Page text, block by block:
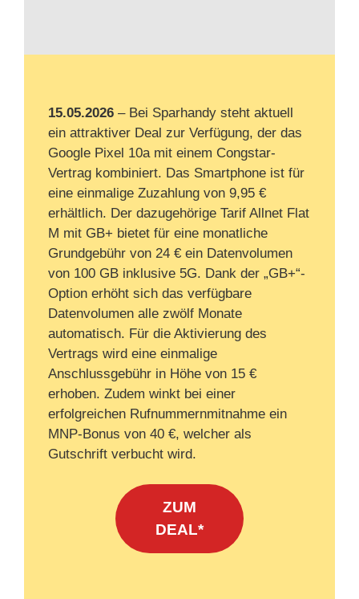
15.05.2026 – Bei Sparhandy steht aktuell
ein attraktiver Deal zur Verfügung, der das
Google Pixel 10a mit einem Congstar-
Vertrag kombiniert. Das Smartphone ist für
eine einmalige Zuzahlung von 9,95 €
erhältlich. Der dazugehörige Tarif Allnet Flat
M mit GB+ bietet für eine monatliche
Grundgebühr von 24 € ein Datenvolumen
von 100 GB inklusive 5G. Dank der „GB+“-
Option erhöht sich das verfügbare
Datenvolumen alle zwölf Monate
automatisch. Für die Aktivierung des
Vertrags wird eine einmalige
Anschlussgebühr in Höhe von 15 €
erhoben. Zudem winkt bei einer
erfolgreichen Rufnummernmitnahme ein
MNP-Bonus von 40 €, welcher als
Gutschrift verbucht wird.
ZUM
DEAL*